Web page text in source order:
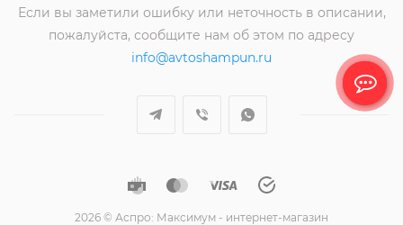
Если вы заметили ошибку или неточность в описании,
пожалуйста, сообщите нам об этом по адресу
info@avtoshampun.ru
2026 © Аспро: Максимум - интернет-магазин